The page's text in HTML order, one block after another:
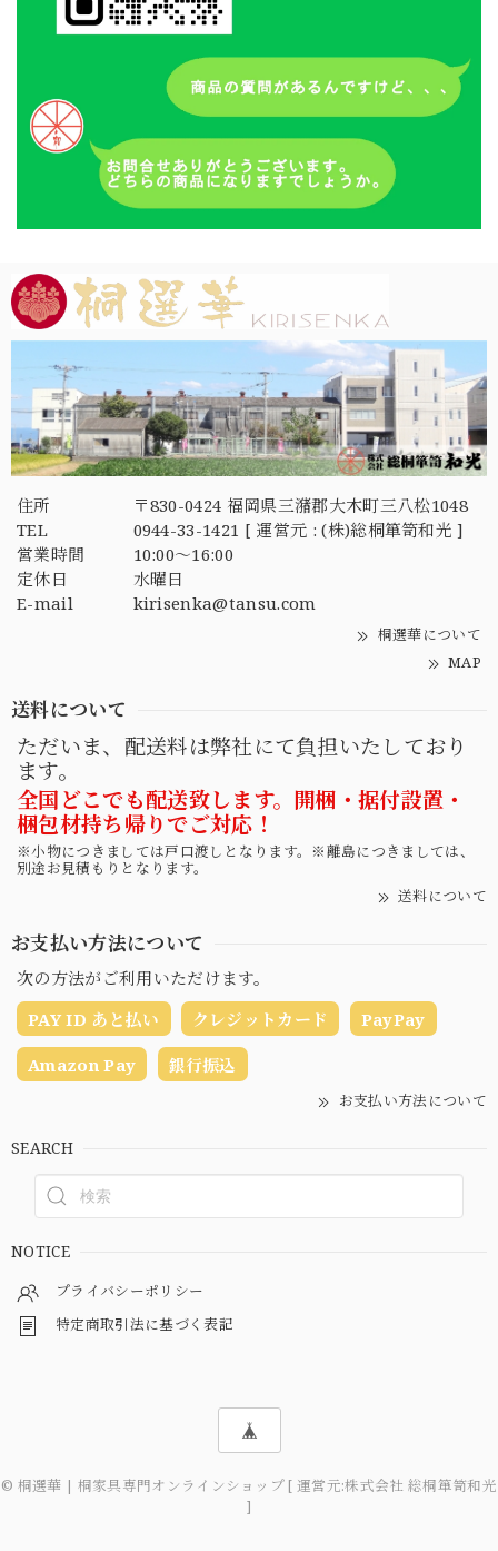
住所
〒830-0424 福岡県三潴郡大木町三八松1048
TEL
0944-33-1421 [ 運営元 : (株)総桐箪笥和光 ]
営業時間
10:00～16:00
定休日
水曜日
E-mail
kirisenka@tansu.com
桐選華について
MAP
送料について
ただいま、配送料は弊社にて負担いたしており
ます。
全国どこでも配送致します。開梱・据付設置・
梱包材持ち帰りでご対応！
※小物につきましては戸口渡しとなります。※離島につきましては、
別途お見積もりとなります。
送料について
お支払い方法について
次の方法がご利用いただけます。
PAY ID あと払い
クレジットカード PayPay
Amazon Pay 銀行振込
お支払い方法について
SEARCH
NOTICE
プライバシーポリシー
特定商取引法に基づく表記
© 桐選華 | 桐家具専門オンラインショップ [ 運営元:株式会社 総桐箪笥和光
]